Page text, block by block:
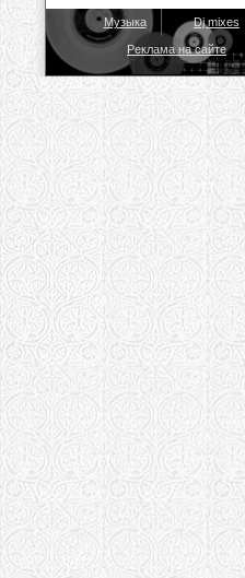
Музыка Dj mixes
Реклама на сайте